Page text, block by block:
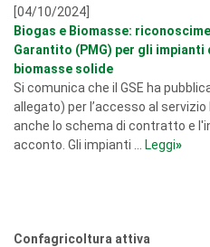
[04/10/2024]
Biogas e Biomasse:
Garantito (PMG) per gli
biomasse solide
Si comunica che il GSE ha
allegato) per l’accesso al
anche lo schema di contratto e
acconto. Gli impianti ...
Leggi»
Confagricoltura attiva